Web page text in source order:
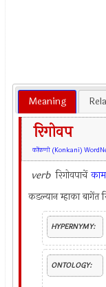
Meaning
रिगोवप
कोंकणी (Konkani)
verb रिगोवपाचेंकाम
कडल्यान म्हाका बागेंत
HYPERNYMY:
ONTOLOGY: